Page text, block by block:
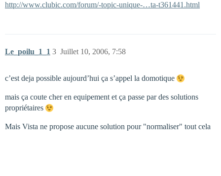
http://www.clubic.com/forum/-topic-unique-…ta-t361441.html
Le_poilu_1_1 Juillet 10, 2006, 7:58
3
c’est deja possible aujourd’hui ça s’appel la domotique
mais ça coute cher en equipement et ça passe par des solutions
propriétaires
Mais Vista ne propose aucune solution pour "normaliser" tout cela